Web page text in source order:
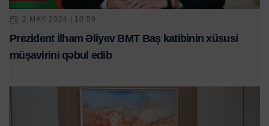
2 MAY 2024 | 10:59
Prezident İlham Əliyev BMT Baş katibinin xüsusi
müşavirini qəbul edib